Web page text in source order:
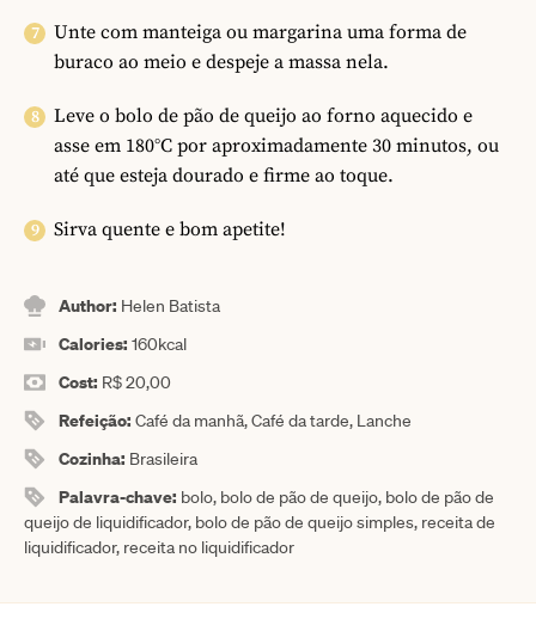
Unte com manteiga ou margarina uma forma de
buraco ao meio e despeje a massa nela.
Leve o bolo de pão de queijo ao forno aquecido e
asse em 180°C por aproximadamente 30 minutos, ou
até que esteja dourado e firme ao toque.
Sirva quente e bom apetite!
Author: Helen Batista
Calories:160kcal
Cost: R$ 20,00
Refeição:Café da manhã, Café da tarde, Lanche
Cozinha: Brasileira
Palavra-chave: bolo, bolo de pão de queijo, bolo de pão de
queijo de liquidificador, bolo de pão de queijo simples, receita de
liquidificador, receita no liquidificador